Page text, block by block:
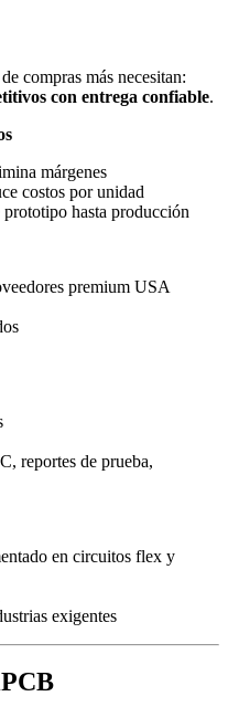
compras más necesitan:
con entrega confiable.
márgenes
costos por unidad
hasta producción
premium USA
reportes de prueba,
en circuitos flex y
exigentes